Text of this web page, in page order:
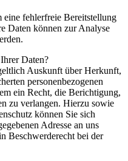
fehlerfreie Bereitstellung
Daten können zur Analyse
Daten?
Auskunft über Herkunft,
personenbezogenen
ein Recht, die Berichtigung,
zu verlangen. Hierzu sowie
können Sie sich
Adresse an uns
Beschwerderecht bei der